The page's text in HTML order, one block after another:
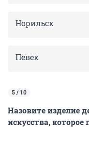
Норильск
Певек
5 / 10
Назовите изделие
искусства,